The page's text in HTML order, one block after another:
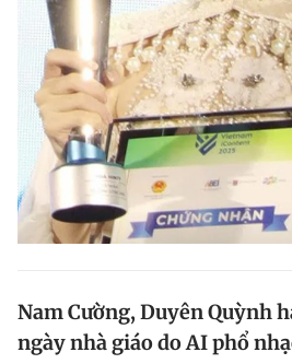
Nam Cường, Duyên Quỳnh
ngày nhà giáo do AI phổ